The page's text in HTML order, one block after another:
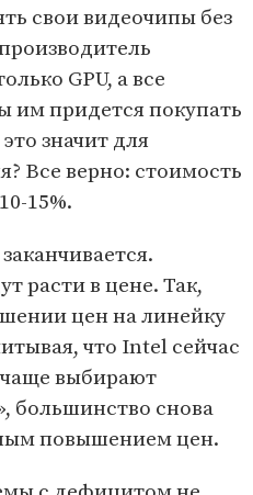
свои видеочипы без
GPU, а все
им придется покупать
значит для
Все верно: стоимость
15%.
расти в цене. Так,
цен на линейку
что Intel сейчас
выбирают
большинство снова
повышением цен.